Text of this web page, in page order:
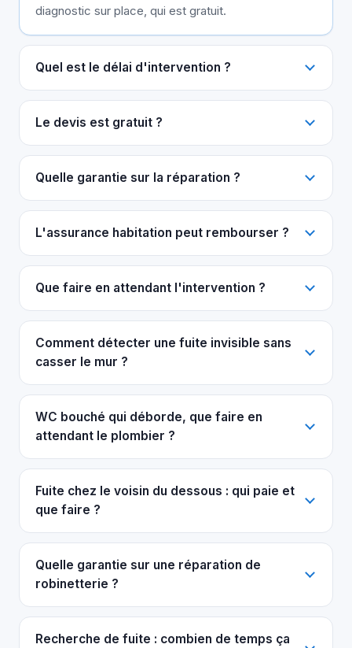
diagnostic sur place, qui est gratuit.
Quel est le délai d'intervention ?
Le devis est gratuit ?
Quelle garantie sur la réparation ?
L'assurance habitation peut rembourser ?
Que faire en attendant l'intervention ?
Comment détecter une fuite invisible sans
casser le mur ?
WC bouché qui déborde, que faire en
attendant le plombier ?
Fuite chez le voisin du dessous : qui paie et
que faire ?
Quelle garantie sur une réparation de
robinetterie ?
Recherche de fuite : combien de temps ça